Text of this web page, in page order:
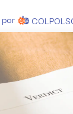
por